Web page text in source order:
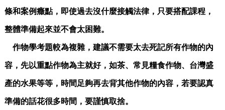
條和案例癥點，即使過去沒什麼接觸法律，只要搭配課程，
整體準備起來並不會太困難。
作物學考題較為複雜，建議不需要太去死記所有作物的內
容，先以重點作物為主就好，如茶、常見糧食作物、台灣盛
產的水果等等，時間足夠再去背其他作物的內容，若要認真
準備的話花很多時間，要謹慎取捨。